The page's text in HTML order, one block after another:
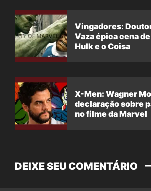
Vingadores:
Vaza épica cena
Hulk e o Coisa
X-Men: Wagner
declaração sobre
no filme da Marvel
DEIXE SEU COMENTÁRIO